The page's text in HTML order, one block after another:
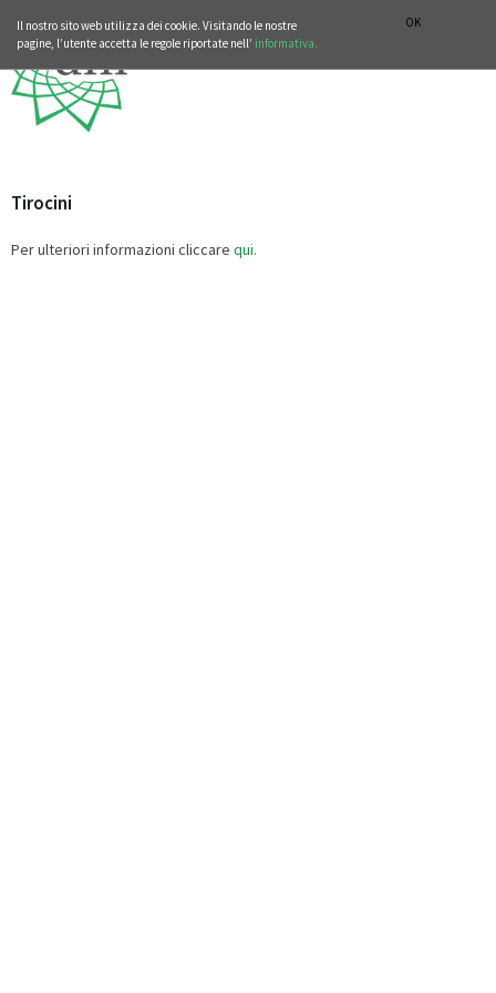
OK
Il nostro sito web utilizza dei cookie. Visitando le nostre
pagine, l’utente accetta le regole riportate nell’ informativa.
Tirocini
Per ulteriori informazioni cliccare qui.